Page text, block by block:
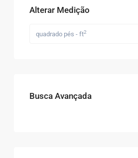
Alterar Medição
quadrado pés - ft2
Busca Avançada